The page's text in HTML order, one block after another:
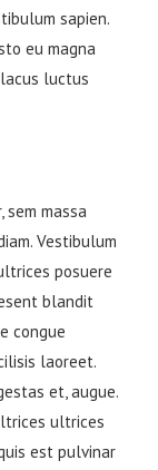
sapien.
eu magna
luctus
sem massa
Vestibulum
posuere
blandit
congue
laoreet.
et, augue.
ultrices
est pulvinar